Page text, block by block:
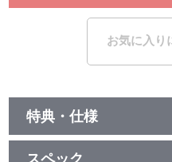
お気に入り
特典・仕様
初回生産限定特典